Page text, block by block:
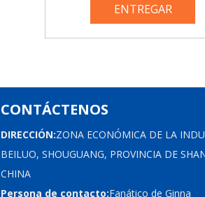
ENTREGAR
CONTÁCTENOS
DIRECCIÓN:ZONA ECONÓMICA DE LA
BEILUO, SHOUGUANG, PROVINCIA DE
CHINA
Persona de contacto:Fanático de Ginna